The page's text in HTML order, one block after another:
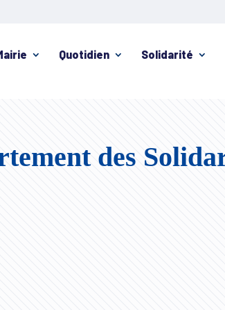
Quotidien Solidarité
des